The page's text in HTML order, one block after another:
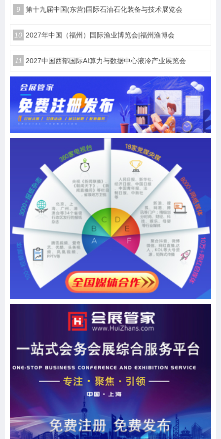
9 第十九届中国(东营)国际石油石化装备与技术展览会
10 2027年中国（福州）国际渔业博览会|福州渔博会
11 2027中国西部国际AI算力与数据中心液冷产业展览会